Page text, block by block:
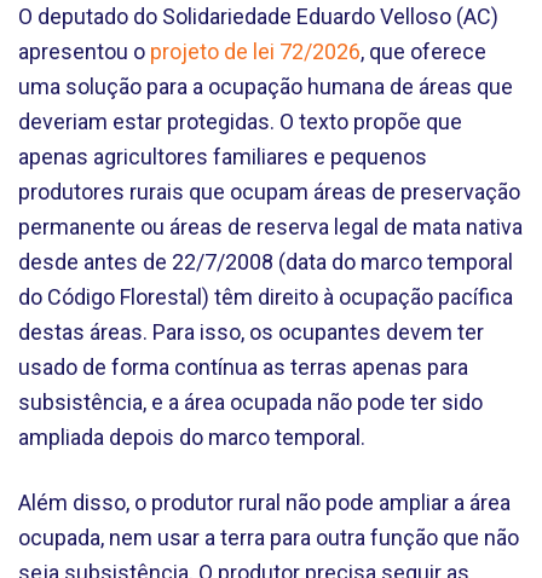
O deputado do Solidariedade Eduardo Velloso (AC)
apresentou o projeto de lei 72/2026, que oferece
uma solução para a ocupação humana de áreas que
deveriam estar protegidas. O texto propõe que
apenas agricultores familiares e pequenos
produtores rurais que ocupam áreas de preservação
permanente ou áreas de reserva legal de mata nativa
desde antes de 22/7/2008 (data do marco temporal
do Código Florestal) têm direito à ocupação pacífica
destas áreas. Para isso, os ocupantes devem ter
usado de forma contínua as terras apenas para
subsistência, e a área ocupada não pode ter sido
ampliada depois do marco temporal.
Além disso, o produtor rural não pode ampliar a área
ocupada, nem usar a terra para outra função que não